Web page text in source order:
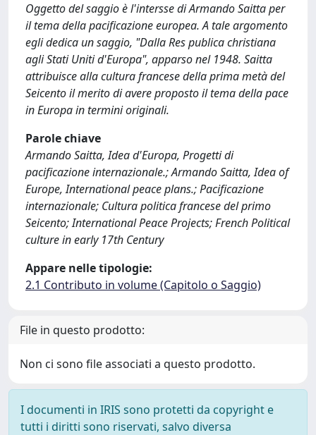
Oggetto del saggio è l'intersse di Armando Saitta per
il tema della pacificazione europea. A tale argomento
egli dedica un saggio, "Dalla Res publica christiana
agli Stati Uniti d'Europa", apparso nel 1948. Saitta
attribuisce alla cultura francese della prima metà del
Seicento il merito di avere proposto il tema della pace
in Europa in termini originali.
Parole chiave
Armando Saitta, Idea d'Europa, Progetti di
pacificazione internazionale.; Armando Saitta, Idea of
Europe, International peace plans.; Pacificazione
internazionale; Cultura politica francese del primo
Seicento; International Peace Projects; French Political
culture in early 17th Century
Appare nelle tipologie:
2.1 Contributo in volume (Capitolo o Saggio)
File in questo prodotto:
Non ci sono file associati a questo prodotto.
I documenti in IRIS sono protetti da copyright e
tutti i diritti sono riservati, salvo diversa